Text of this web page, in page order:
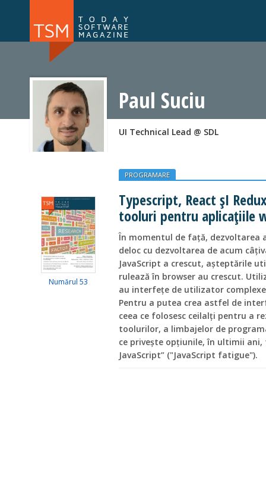
NOU
Paul Suciu
UI Technical Lead @ SDL
Numărul 53
PROGRAMARE
Typescript, React șI
tooluri pentru aplicaţiile
În momentul de faţă, dezvoltarea
deloc cu dezvoltarea de acum
JavaScript a crescut, așteptările
rulează în browser au crescut.
au interfeţe de utilizator
Pentru a putea crea astfel de
ceea ce folosesc ceilalţi pentru a
toolurilor, a limbajelor de
ce privește opţiunile, în ultimii ani,
JavaScript” ("JavaScript fatigue").